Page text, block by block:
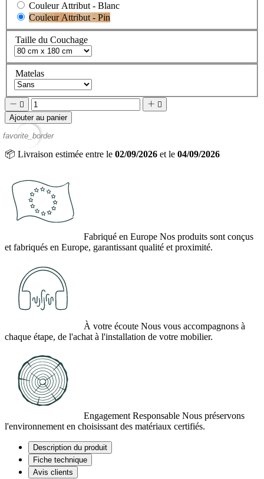
Couleur Attribut - Blanc
Couleur Attribut - Pin
Taille du Couchage
Matelas
   
Ajouter au panier
favorite_border
📦 Livraison estimée entre le 02/09/2026 et le 04/09/2026
Fabriqué en Europe Nos produits sont conçus
et fabriqués en Europe, garantissant qualité et proximité.
À votre écoute Nous vous accompagnons à
chaque étape, de l'achat à l'installation de votre mobilier.
Engagement Responsable Nous préservons
l'environnement en choisissant des matériaux certifiés.
Description du produit
Fiche technique
Avis clients